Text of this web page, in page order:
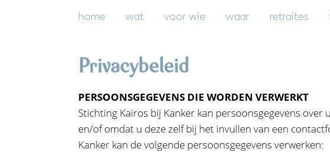
hoofdnavigatie
home wat voor wie waar retraites
Privacybeleid
PERSOONSGEGEVENS DIE WORDEN VERWERKT
Stichting Kairos bij Kanker kan persoonsgegevens
en/of omdat u deze zelf bij het invullen van een
Kanker kan de volgende persoonsgegevens verwerken: